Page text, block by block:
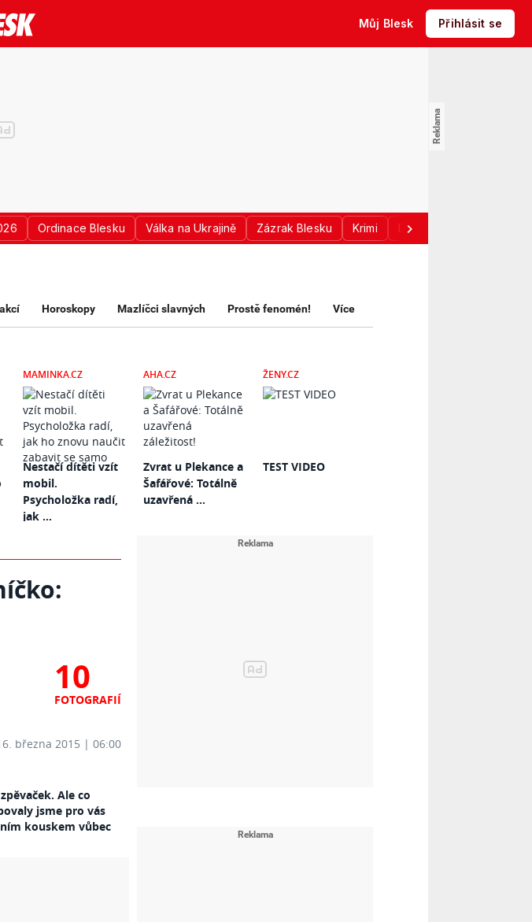
Můj Blesk Přihlásit se
Ordinace Blesku Válka na Ukrajině Zázrak Blesku Krimi Donald Trump
Horoskopy Mazlíčci slavných Prostě fenomén! Více
MAMINKA.CZ
Nestačí dítěti vzít
mobil.
Psycholožka radí,
jak ...
AHA.CZ
Zvrat u Plekance a
Šafářové: Totálně
uzavřená ...
ŽENY.CZ
TEST VIDEO
10
FOTOGRAFIÍ
března 2015 | 06:00
Ale co
jsme pro vás
kouskem vůbec